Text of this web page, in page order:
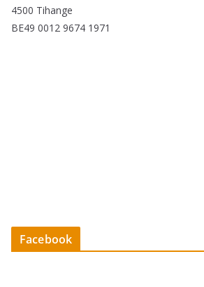
4500 Tihange
BE49 0012 9674 1971
Facebook